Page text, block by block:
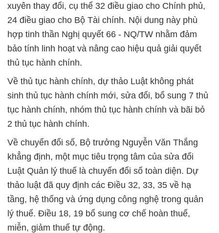
xuyên thay đổi, cụ thể 32 điều giao cho Chính phủ,
24 điều giao cho Bộ Tài chính. Nội dung này phù
hợp tinh thần Nghị quyết 66 - NQ/TW nhằm đảm
bảo tính linh hoạt và nâng cao hiệu quả giải quyết
thủ tục hành chính.
Về thủ tục hành chính, dự thảo Luật không phát
sinh thủ tục hành chính mới, sửa đổi, bổ sung 7 thủ
tục hành chính, nhóm thủ tục hành chính và bãi bỏ
2 thủ tục hành chính.
Về chuyển đổi số, Bộ trưởng Nguyễn Văn Thắng
khẳng định, một mục tiêu trọng tâm của sửa đổi
Luật Quản lý thuế là chuyển đổi số toàn diện. Dự
thảo luật đã quy định các Điều 32, 33, 35 về hạ
tầng, hệ thống và ứng dụng công nghệ trong quản
lý thuế. Điều 18, 19 bổ sung cơ chế hoàn thuế,
miễn, giảm thuế tự động.